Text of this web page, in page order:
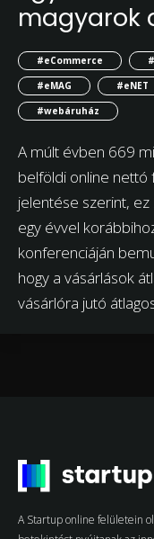
magyarok
#eCommerce
#eMAG
#eNET
#webáruház
A múlt évben 669
belföldi online nettó
jelentése szerint,
egy évvel
konferenciáján
hogy a vásárlások
vásárlóra jutó
A Startup online felületein